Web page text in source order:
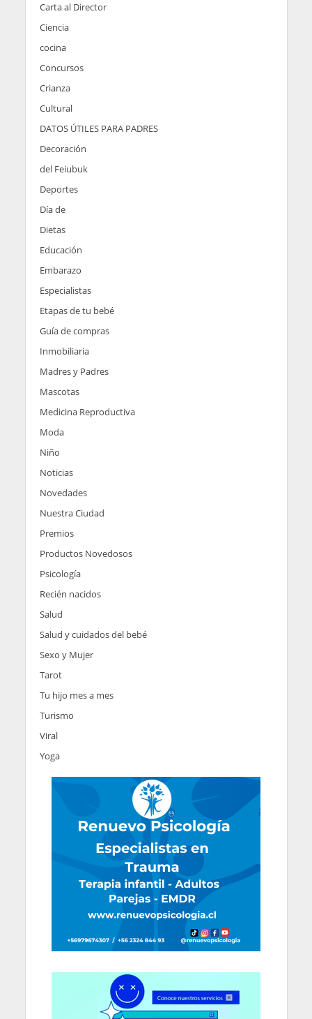
Carta al Director
Ciencia
cocina
Concursos
Crianza
Cultural
DATOS ÚTILES PARA PADRES
Decoración
del Feiubuk
Deportes
Día de
Dietas
Educación
Embarazo
Especialistas
Etapas de tu bebé
Guía de compras
Inmobiliaria
Madres y Padres
Mascotas
Medicina Reproductiva
Moda
Niño
Noticias
Novedades
Nuestra Ciudad
Premios
Productos Novedosos
Psicología
Recién nacidos
Salud
Salud y cuidados del bebé
Sexo y Mujer
Tarot
Tu hijo mes a mes
Turismo
Viral
Yoga